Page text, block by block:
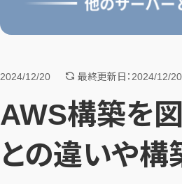
2024/12/20 最終更新日：2024/12/20
AWS構築を
との違いや